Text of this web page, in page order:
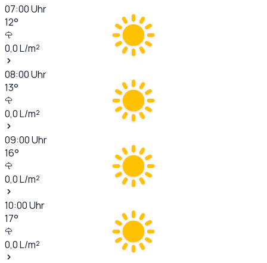
07:00Uhr
12°
0,0L/m²
08:00Uhr
13°
0,0L/m²
09:00Uhr
16°
0,0L/m²
10:00Uhr
17°
0,0L/m²